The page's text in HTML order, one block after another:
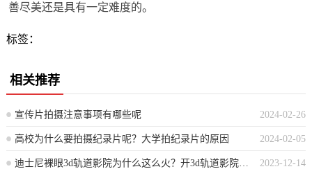
善尽美还是具有一定难度的。
标签：
相关推荐
2024-02-26
宣传片拍摄注意事项有哪些呢
2024-02-05
高校为什么要拍摄纪录片呢？大学拍纪录片的原因
2023-12-14
迪士尼裸眼3d轨道影院为什么这么火？开3d轨道影院有什么限制吗